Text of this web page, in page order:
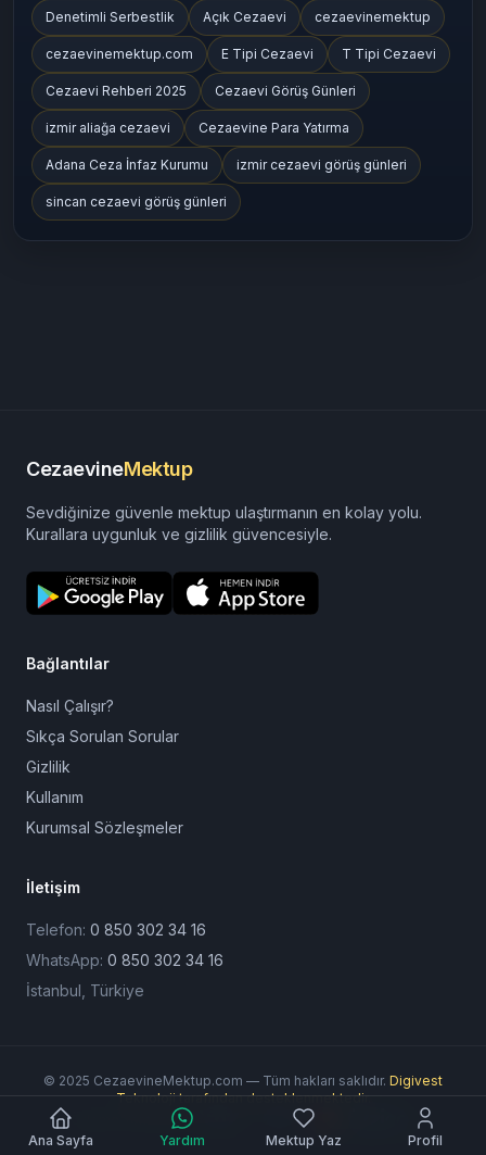
Ana Sayfa Yardım Mektup Yaz Profil
Denetimli Serbestlik Açık Cezaevi cezaevinemektup
cezaevinemektup.com E Tipi Cezaevi T Tipi Cezaevi
Cezaevi Rehberi 2025 Cezaevi Görüş Günleri
izmir aliağa cezaevi Cezaevine Para Yatırma
Adana Ceza İnfaz Kurumu izmir cezaevi görüş günleri
sincan cezaevi görüş günleri
CezaevineMektup
Sevdiğinize güvenle mektup ulaştırmanın en kolay yolu.
Kurallara uygunluk ve gizlilik güvencesiyle.
Bağlantılar
Nasıl Çalışır?
Sıkça Sorulan Sorular
Gizlilik
Kullanım
Kurumsal Sözleşmeler
İletişim
Telefon: 0 850 302 34 16
WhatsApp: 0 850 302 34 16
İstanbul, Türkiye
© 2025 CezaevineMektup.com — Tüm hakları saklıdır. Digivest
Teknoloji tarafından desteklenmektedir.
Ödeme Yöntemleri: